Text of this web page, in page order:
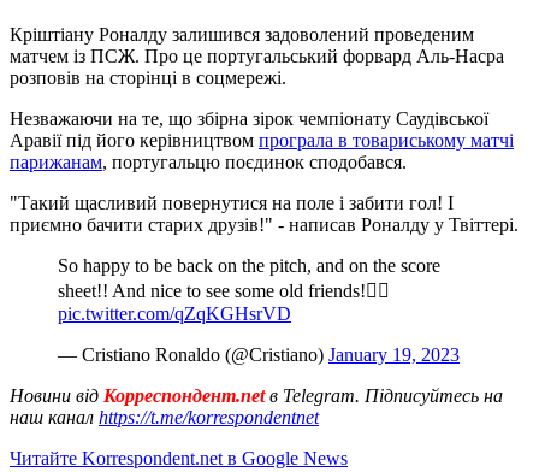
Кріштіану Роналду залишився задоволений проведеним
матчем із ПСЖ. Про це португальський форвард Аль-Насра
розповів на сторінці в соцмережі.
Незважаючи на те, що збірна зірок чемпіонату Саудівської
Аравії під його керівництвом програла в товариському матчі
парижанам, португальцю поєдинок сподобався.
"Такий щасливий повернутися на поле і забити гол! І
приємно бачити старих друзів!" - написав Роналду у Твіттері.
So happy to be back on the pitch, and on the score
sheet!! And nice to see some old friends!👍🏼
pic.twitter.com/qZqKGHsrVD
— Cristiano Ronaldo (@Cristiano) January 19, 2023
Новини від Корреспондент.netв Telegram. Підписуйтесь на
наш канал https://t.me/korrespondentnet
Читайте Korrespondent.net в Google News